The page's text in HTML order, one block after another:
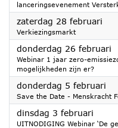
lanceringsevenement
zaterdag 28 februari
Verkiezingsmarkt
donderdag 26 februari
Webinar 1 jaar zero-
mogelijkheden zijn er?
donderdag 5 februari
Save the Date - Menskracht
dinsdag 3 februari
UITNODIGING Webinar ‘De